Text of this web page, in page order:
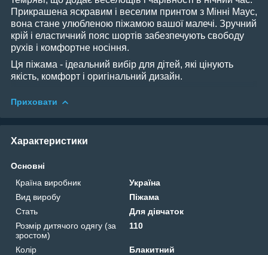
Прикрашена яскравим і веселим принтом з Мінні Маус,
вона стане улюбленою піжамою вашої малечі. Зручний
крій і еластичний пояс шортів забезпечують свободу
рухів і комфортне носіння.
Ця піжама - ідеальний вибір для дітей, які цінують
якість, комфорт і оригінальний дизайн.
Приховати
Характеристики
Основні
Країна виробник
Україна
Вид виробу
Піжама
Стать
Для дівчаток
Розмір дитячого одягу (за
зростом)
110
Колір
Блакитний